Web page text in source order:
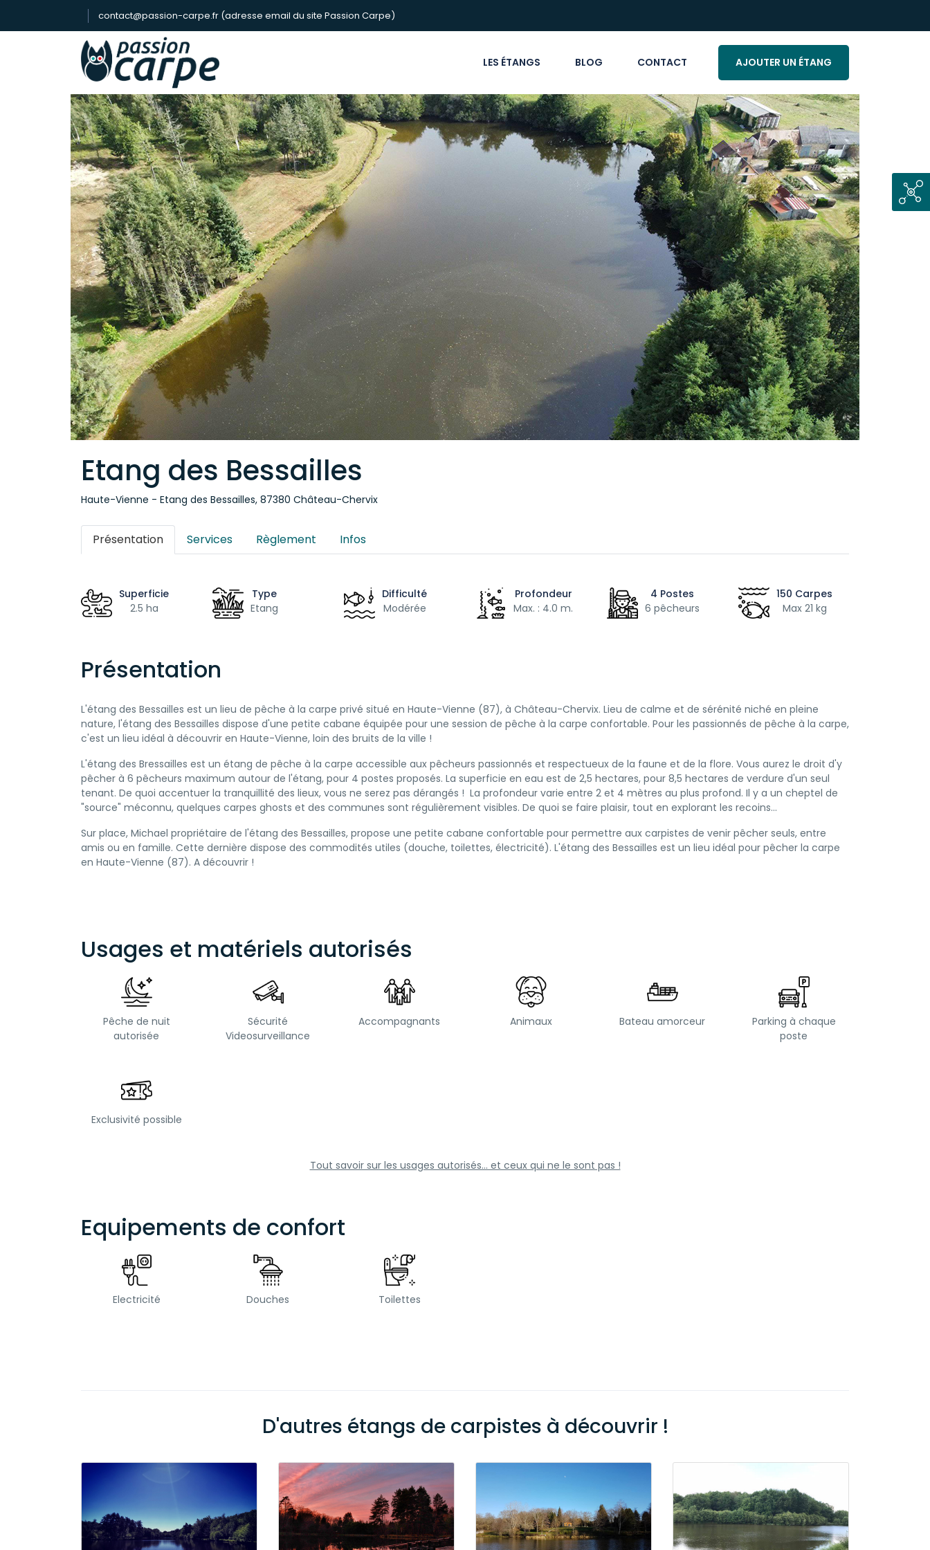
contact@passion-carpe.fr (adresse email du site Passion Carpe)
LES ÉTANGS BLOG CONTACT AJOUTER UN ÉTANG
Etang des Bessailles
Haute-Vienne - Etang des Bessailles, 87380 Château-Chervix
Présentation Services Règlement Infos
Superficie
2.5 ha
Type
Etang
Difficulté
Modérée
Profondeur
Max. : 4.0 m.
4 Postes
6 pêcheurs
150 Carpes
Max 21 kg
Présentation
L'étang des Bessailles est un lieu de pêche à la carpe privé situé en Haute-Vienne (87), à Château-Chervix. Lieu de calme et de sérénité niché en pleine
nature, l'étang des Bessailles dispose d'une petite cabane équipée pour une session de pêche à la carpe confortable. Pour les passionnés de pêche à la carpe,
c'est un lieu idéal à découvrir en Haute-Vienne, loin des bruits de la ville !
L'étang des Bressailles est un étang de pêche à la carpe accessible aux pêcheurs passionnés et respectueux de la faune et de la flore. Vous aurez le droit d'y
pêcher à 6 pêcheurs maximum autour de l'étang, pour 4 postes proposés. La superficie en eau est de 2,5 hectares, pour 8,5 hectares de verdure d'un seul
tenant. De quoi accentuer la tranquillité des lieux, vous ne serez pas dérangés ! La profondeur varie entre 2 et 4 mètres au plus profond. Il y a un cheptel de
"source" méconnu, quelques carpes ghosts et des communes sont régulièrement visibles. De quoi se faire plaisir, tout en explorant les recoins...
Sur place, Michael propriétaire de l'étang des Bessailles, propose une petite cabane confortable pour permettre aux carpistes de venir pêcher seuls, entre
amis ou en famille. Cette dernière dispose des commodités utiles (douche, toilettes, électricité). L'étang des Bessailles est un lieu idéal pour pêcher la carpe
en Haute-Vienne (87). A découvrir !
Usages et matériels autorisés
Pêche de nuit
autorisée
Sécurité
Videosurveillance
Accompagnants Animaux Bateau amorceur
Parking à chaque
poste
Exclusivité possible
Tout savoir sur les usages autorisés... et ceux qui ne le sont pas !
Equipements de confort
Electricité Douches Toilettes
D'autres étangs de carpistes à découvrir !